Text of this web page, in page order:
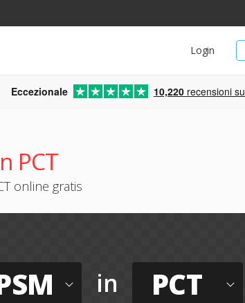
Login
Eccezionale 10,220 recensioni su
PCT
online gratis
in PCT